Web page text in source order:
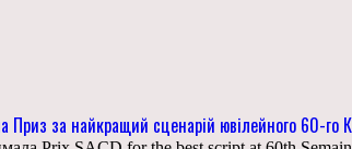
Приз за найкращий сценарій ювілейного 60-го